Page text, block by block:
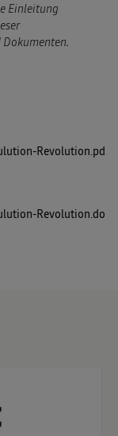
Einleitung
Revolution.pd
Revolution.do